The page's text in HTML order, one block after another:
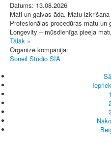
Datums: 13.08.2026
Mati un galvas āda. Matu
Profesionālas procedūras matu
Longevity – mūsdienīga pieeja
Tālāk »
Organizē kompānija:
Soneil Studio SIA
1